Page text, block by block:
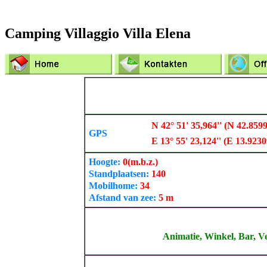
Camping Villaggio Villa Elena
GPS
N 42° 51' 35,964'' (N
E 13° 55' 23,124'' (E
Hoogte: 0(m.b.z.)
Standplaatsen: 140
Mobilhome: 34
Afstand van zee: 5 m
Animatie, Winkel, Bar,